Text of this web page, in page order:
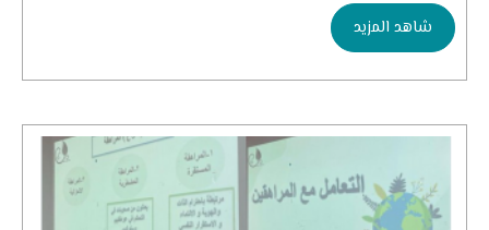
شاهد المزيد